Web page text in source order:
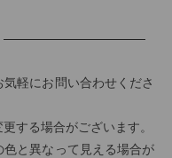
軽にお問い合わせくださ
する場合がございます。
と異なって見える場合が